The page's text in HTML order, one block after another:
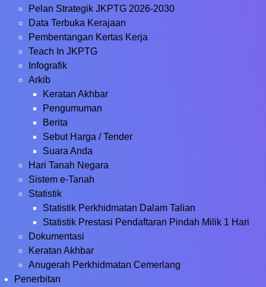
Pelan Strategik JKPTG 2026-2030
Data Terbuka Kerajaan
Pembentangan Kertas Kerja
Teach In JKPTG
Infografik
Arkib
Keratan Akhbar
Pengumuman
Berita
Sebut Harga / Tender
Suara Anda
Hari Tanah Negara
Sistem e-Tanah
Statistik
Statistik Perkhidmatan Dalam Talian
Statistik Prestasi Pendaftaran Pindah Milik 1 Hari
Dokumentasi
Keratan Akhbar
Anugerah Perkhidmatan Cemerlang
Penerbitan